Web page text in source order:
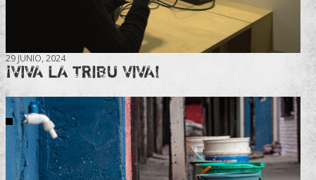
29 JUNIO, 2024
¡VIVA LA TRIBU VIVA!